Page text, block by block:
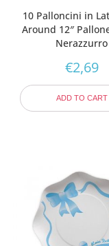
10 Palloncini in
Around 12″
Nerazzurro
€2,69
ADD TO CART